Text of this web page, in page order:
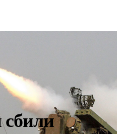
сбили